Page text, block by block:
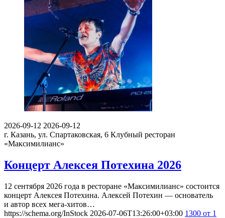
2026-09-12 2026-09-12
г. Казань, ул. Спартаковская, 6 Клубный ресторан
«Максимилианс»
Концерт Алексея Потехина 2026
12 сентября 2026 года в ресторане «Максимилианс» состоится
концерт Алексея Потехина. Алексей Потехин — основатель
и автор всех мега-хитов…
https://schema.org/InStock 2026-07-06T13:26:00+03:00 1300 от 1